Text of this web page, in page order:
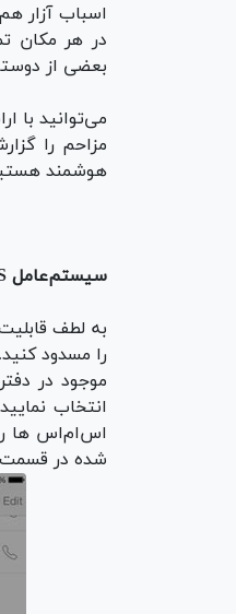
اسباب آزار
در هر مکان
بعضی از
می‌توانید با
مزاحم را
هوشمند
سیستم‌عامل iOS آیفون
را مسدود
انتخاب
اس‌ام‌اس ها
شده در قسمت